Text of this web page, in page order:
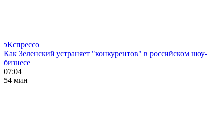
эКспрессо
Как Зеленский устраняет "конкурентов" в российском шоу-
бизнесе
07:04
54 мин